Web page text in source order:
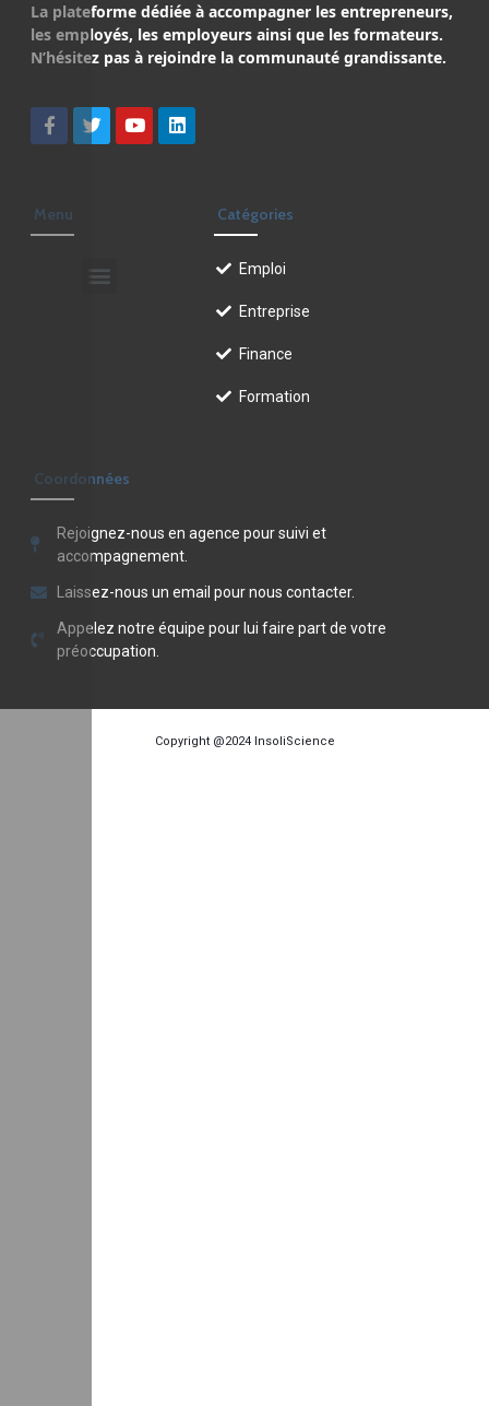
La plateforme dédiée à accompagner les entrepreneurs,
les employés, les employeurs ainsi que les formateurs.
N’hésitez pas à rejoindre la communauté grandissante.
Menu Catégories
Emploi
Entreprise
Finance
Formation
Coordonnées
Rejoignez-nous en agence pour suivi et
accompagnement.
Laissez-nous un email pour nous contacter.
Appelez notre équipe pour lui faire part de votre
préoccupation.
Copyright @2024 InsoliScience